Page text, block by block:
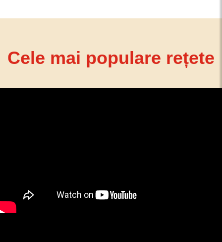
Cele mai populare rețete